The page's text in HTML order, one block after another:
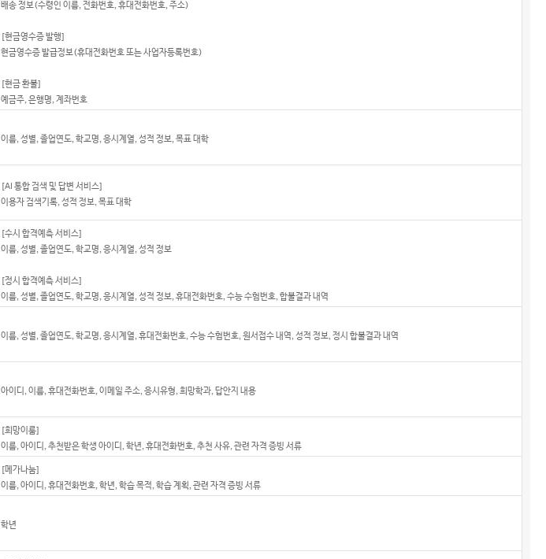
배송 정보(수령인 이름, 전화번호, 휴대전화번호, 주소)
[현금영수증 발행]
현금영수증 발급정보(휴대전화번호 또는 사업자등록번호)
[현금 환불]
예금주, 은행명, 계좌번호
이름, 성별, 졸업연도, 학교명, 응시계열, 성적 정보, 목표 대학
[AI 통합 검색 및 답변 서비스]
이용자 검색기록, 성적 정보, 목표 대학
[수시 합격예측 서비스]
이름, 성별, 졸업연도, 학교명, 응시계열, 성적 정보
[정시 합격예측 서비스]
이름, 성별, 졸업연도, 학교명, 응시계열, 성적 정보, 휴대전화번호, 수능 수험번호, 합불결과 내역
이름, 성별, 졸업연도, 학교명, 응시계열, 휴대전화번호, 수능 수험번호, 원서접수 내역, 성적 정보, 정시 합불결과 내역
아이디, 이름, 휴대전화번호, 이메일 주소, 응시유형, 희망학과, 답안지 내용
[희망이룸]
이름, 아이디, 추천받은 학생 아이디, 학년, 휴대전화번호, 추천 사유, 관련 자격 증빙 서류
[메가나눔]
이름, 아이디, 휴대전화번호, 학년, 학습 목적, 학습 계획, 관련 자격 증빙 서류
학년